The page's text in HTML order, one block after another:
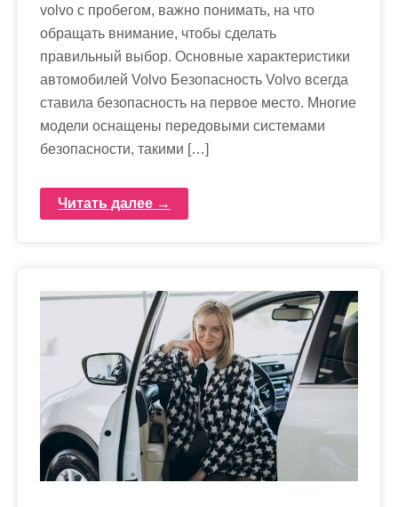
volvo с пробегом, важно понимать, на что
обращать внимание, чтобы сделать
правильный выбор. Основные характеристики
автомобилей Volvo Безопасность Volvo всегда
ставила безопасность на первое место. Многие
модели оснащены передовыми системами
безопасности, такими […]
Читать далее →